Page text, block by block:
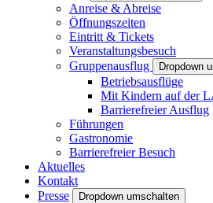
Anreise & Abreise
Öffnungszeiten
Eintritt & Tickets
Veranstaltungsbesuch
Gruppenausflug
Dropdown
Betriebsausflüge
Mit Kindern auf der
Barrierefreier Ausflug
Führungen
Gastronomie
Barrierefreier Besuch
Aktuelles
Kontakt
Presse
Dropdown umschalten